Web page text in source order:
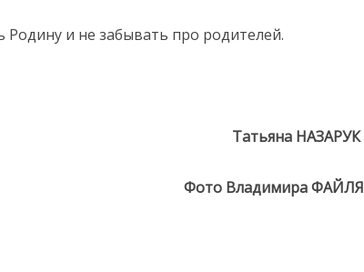
и не забывать про родителей.
Татьяна НАЗАРУК
Фото Владимира ФАЙЛЯ